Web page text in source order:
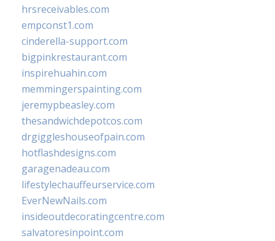
hrsreceivables.com
empconst1.com
cinderella-support.com
bigpinkrestaurant.com
inspirehuahin.com
memmingerspainting.com
jeremypbeasley.com
thesandwichdepotcos.com
drgiggleshouseofpain.com
hotflashdesigns.com
garagenadeau.com
lifestylechauffeurservice.com
EverNewNails.com
insideoutdecoratingcentre.com
salvatoresinpoint.com